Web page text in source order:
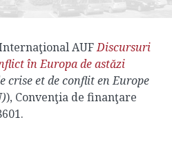
AUFDiscursuri
în Europa de astăzi
crise et de conflit en Europe
), Convenţia de finanţare